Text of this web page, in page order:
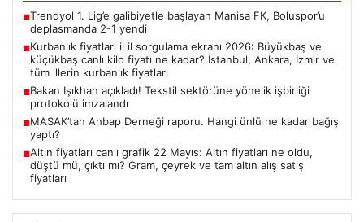
■Trendyol 1. Lig’e galibiyetle başlayan Manisa FK, Boluspor’u
deplasmanda 2-1 yendi
■Kurbanlık fiyatları il il sorgulama ekranı 2026: Büyükbaş ve
küçükbaş canlı kilo fiyatı ne kadar? İstanbul, Ankara, İzmir ve
tüm illerin kurbanlık fiyatları
■Bakan Işıkhan açıkladı! Tekstil sektörüne yönelik işbirliği
protokolü imzalandı
■MASAK’tan Ahbap Derneği raporu. Hangi ünlü ne kadar bağış
yaptı?
■Altın fiyatları canlı grafik 22 Mayıs: Altın fiyatları ne oldu,
düştü mü, çıktı mı? Gram, çeyrek ve tam altın alış satış
fiyatları